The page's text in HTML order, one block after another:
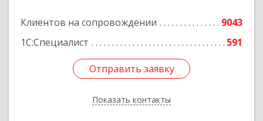
Клиентов на сопровождении
9043
1С:Специалист
591
Отправить заявку
Показать контакты
Отправить заявку
Назад